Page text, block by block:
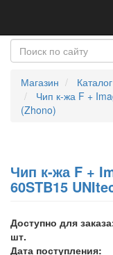
Магазин Каталог
Чип к-жа F +
(Zhono)
Чип к-жа F +
60STB15
Доступно для
шт.
Дата поступления: